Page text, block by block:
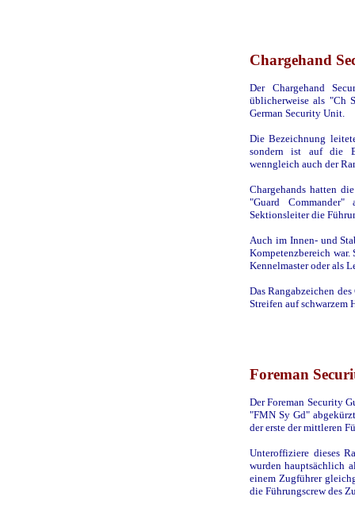
Chargehand
Der Chargehand
üblicherweise als "Ch
German Security Unit.
Die Bezeichnung
sondern ist auf die
wenngleich auch der
Chargehands hatten
"Guard
Sektionsleiter die
Auch im Innen- und
Kompetenzbereich war.
Kennelmaster oder als
Das Rangabzeichen
Streifen auf schwarzem
Foreman
Der Foreman Security
"FMN Sy Gd"
der erste der mittleren
Unteroffiziere dieses
wurden hauptsächlich
einem Zugführer
die Führungscrew des